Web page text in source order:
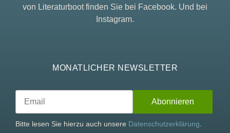
von Literaturboot finden Sie bei Facebook. Und bei
Instagram.
MONATLICHER NEWSLETTER
Bitte lesen Sie hierzu auch unsere Datenschutzerklärung